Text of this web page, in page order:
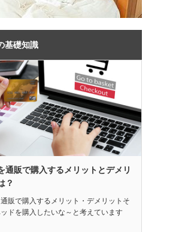
基礎知識
通販で購入するメリットとデメリ
？
販で購入するメリット・デメリットそ
ドを購入したいな～と考えています